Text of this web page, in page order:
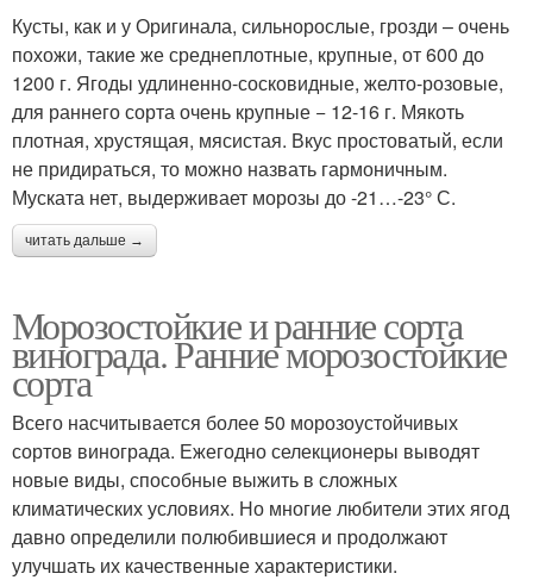
Кусты, как и у Оригинала, сильнорослые, грозди – очень
похожи, такие же среднеплотные, крупные, от 600 до
1200 г. Ягоды удлиненно-сосковидные, желто-розовые,
для раннего сорта очень крупные − 12-16 г. Мякоть
плотная, хрустящая, мясистая. Вкус простоватый, если
не придираться, то можно назвать гармоничным.
Муската нет, выдерживает морозы до -21…-23° С.
читать дальше →
Морозостойкие и ранние сорта
винограда. Ранние морозостойкие
сорта
Всего насчитывается более 50 морозоустойчивых
сортов винограда. Ежегодно селекционеры выводят
новые виды, способные выжить в сложных
климатических условиях. Но многие любители этих ягод
давно определили полюбившиеся и продолжают
улучшать их качественные характеристики.